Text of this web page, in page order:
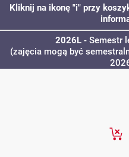
Kliknij na ikonę "i" przy
2026L- Semestr
(zajęcia mogą być